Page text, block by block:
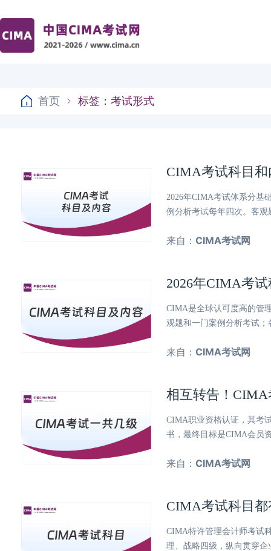
首页 标签：考试形式
CIMA考试科目
2026年CIMA考试体系分基
例分析考试每年四次。客
来自： CIMA考试网
2026年CIMA考
CIMA是全球认可度高的管
观题和一门案例分析考试
来自： CIMA考试网
相互转告！
CIMA职业资格认证，其考
书，最终目标是CIMA会员
来自： CIMA考试网
CIMA考试科目
CIMA特许管理会计师考试
理、战略四级，纵向贯穿